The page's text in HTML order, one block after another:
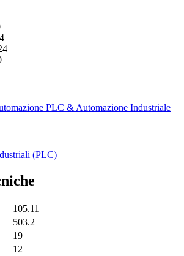
PLC & Automazione Industriale
(PLC)
105.11
503.2
19
12